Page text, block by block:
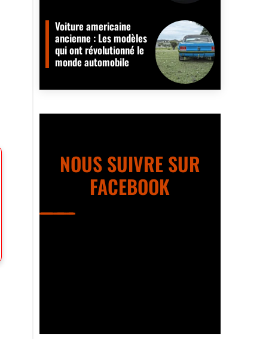
Voiture americaine
ancienne : Les modèles
qui ont révolutionné le
monde automobile
NOUS SUIVRE SUR
FACEBOOK